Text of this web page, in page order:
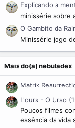
Explicando a
minissérie sobre
O Gambito da
Minissérie jogo
Mais do(a) nebuladex
Matrix
L'ours - O Urso
Poucos filmes
essência da vida